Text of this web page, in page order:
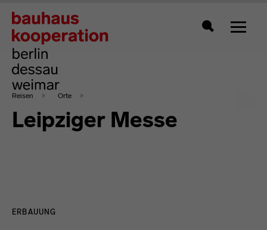
Zeigt
Reisen Orte
Leipziger Messe
ERBAUUNG